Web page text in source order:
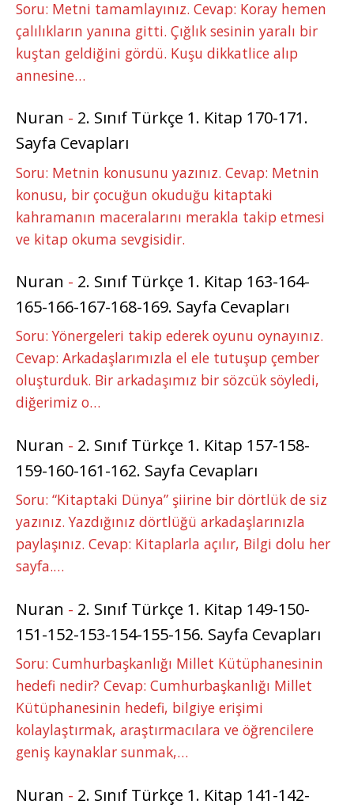
Soru: Metni tamamlayınız. Cevap: Koray hemen
çalılıkların yanına gitti. Çığlık sesinin yaralı bir
kuştan geldiğini gördü. Kuşu dikkatlice alıp
annesine…
Nuran - 2. Sınıf Türkçe 1. Kitap 170-171.
Sayfa Cevapları
Soru: Metnin konusunu yazınız. Cevap: Metnin
konusu, bir çocuğun okuduğu kitaptaki
kahramanın maceralarını merakla takip etmesi
ve kitap okuma sevgisidir.
Nuran - 2. Sınıf Türkçe 1. Kitap 163-164-
165-166-167-168-169. Sayfa Cevapları
Soru: Yönergeleri takip ederek oyunu oynayınız.
Cevap: Arkadaşlarımızla el ele tutuşup çember
oluşturduk. Bir arkadaşımız bir sözcük söyledi,
diğerimiz o…
Nuran - 2. Sınıf Türkçe 1. Kitap 157-158-
159-160-161-162. Sayfa Cevapları
Soru: “Kitaptaki Dünya” şiirine bir dörtlük de siz
yazınız. Yazdığınız dörtlüğü arkadaşlarınızla
paylaşınız. Cevap: Kitaplarla açılır, Bilgi dolu her
sayfa.…
Nuran - 2. Sınıf Türkçe 1. Kitap 149-150-
151-152-153-154-155-156. Sayfa Cevapları
Soru: Cumhurbaşkanlığı Millet Kütüphanesinin
hedefi nedir? Cevap: Cumhurbaşkanlığı Millet
Kütüphanesinin hedefi, bilgiye erişimi
kolaylaştırmak, araştırmacılara ve öğrencilere
geniş kaynaklar sunmak,…
Nuran - 2. Sınıf Türkçe 1. Kitap 141-142-